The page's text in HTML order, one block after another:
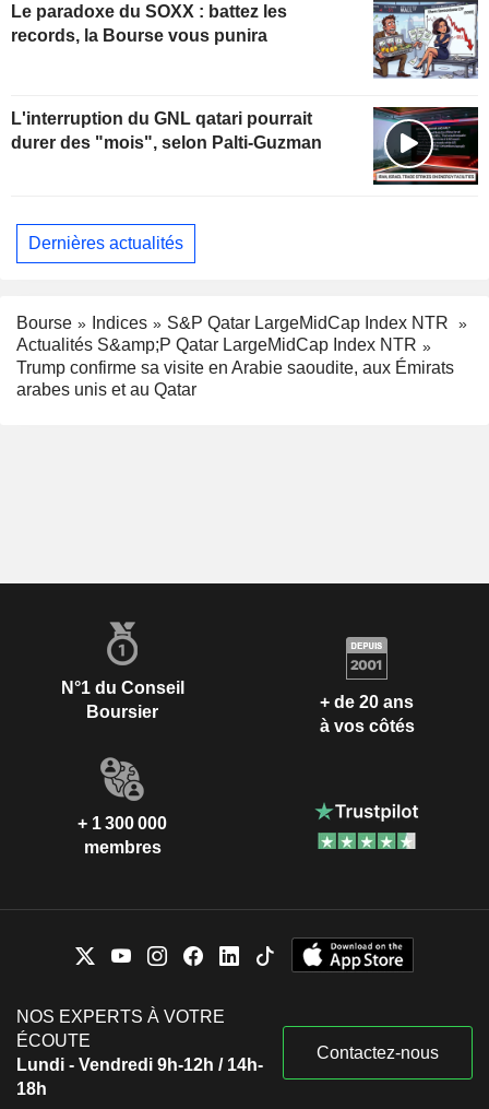
Le paradoxe du SOXX : battez les
records, la Bourse vous punira
L'interruption du GNL qatari pourrait
durer des "mois", selon Palti-Guzman
Dernières actualités
Bourse Indices
S&P Qatar LargeMidCap Index NTR
Actualités S&amp;P Qatar LargeMidCap Index NTR
Trump confirme sa visite en Arabie saoudite, aux Émirats
arabes unis et au Qatar
N°1 du Conseil
Boursier
+ de 20 ans
à vos côtés
+ 1 300 000
membres
NOS EXPERTS À VOTRE
ÉCOUTE
Lundi - Vendredi 9h-12h / 14h-
18h
Contactez-nous